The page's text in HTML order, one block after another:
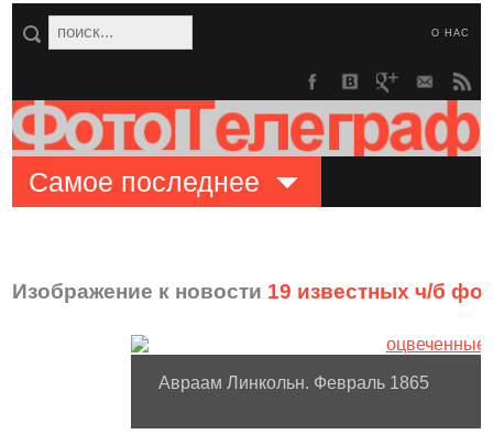
О НАС
Самое последнее
Изображение к новости 19 известных ч/б
Авраам Линкольн. Февраль 1865